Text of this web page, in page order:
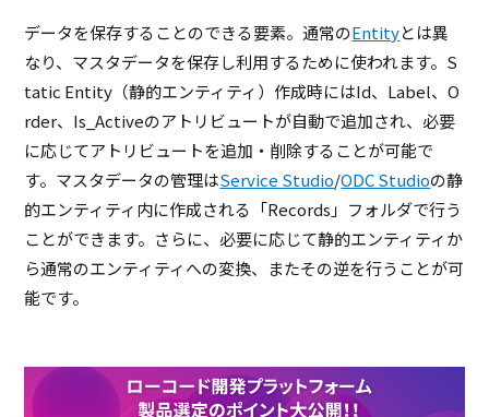
データを保存することのできる要素。通常のEntityとは異
なり、マスタデータを保存し利用するために使われます。S
tatic Entity（静的エンティティ）作成時にはId、Label、O
rder、Is_Activeのアトリビュートが自動で追加され、必要
に応じてアトリビュートを追加・削除することが可能で
す。マスタデータの管理はService Studio/ODC Studioの静
的エンティティ内に作成される「Records」フォルダで行う
ことができます。さらに、必要に応じて静的エンティティか
ら通常のエンティティへの変換、またその逆を行うことが可
能です。